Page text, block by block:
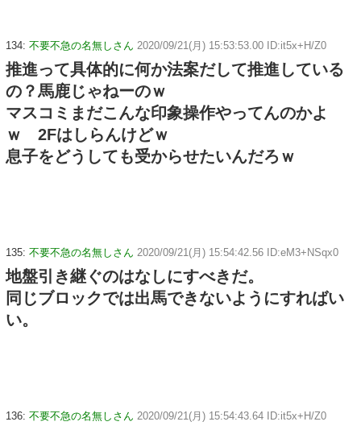
134: 不要不急の名無しさん 2020/09/21(月) 15:53:53.00 ID:it5x+H/Z0
推進って具体的に何か法案だして推進している
の？馬鹿じゃねーのｗ
マスコミまだこんな印象操作やってんのかよ
ｗ 2Fはしらんけどｗ
息子をどうしても受からせたいんだろｗ
135: 不要不急の名無しさん 2020/09/21(月) 15:54:42.56 ID:eM3+NSqx0
地盤引き継ぐのはなしにすべきだ。
同じブロックでは出馬できないようにすればい
い。
136: 不要不急の名無しさん 2020/09/21(月) 15:54:43.64 ID:it5x+H/Z0